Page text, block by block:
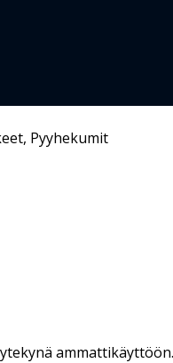
, Pyyhekumit
ammattikäyttöön.